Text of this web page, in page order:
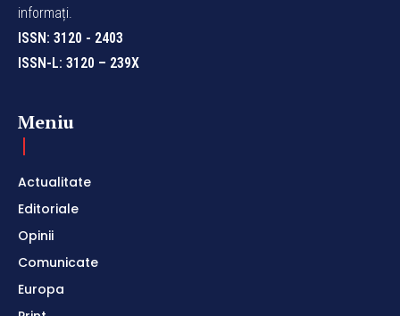
informați.
ISSN: 3120 - 2403
ISSN-L: 3120 – 239X
Meniu
Actualitate
Editoriale
Opinii
Comunicate
Europa